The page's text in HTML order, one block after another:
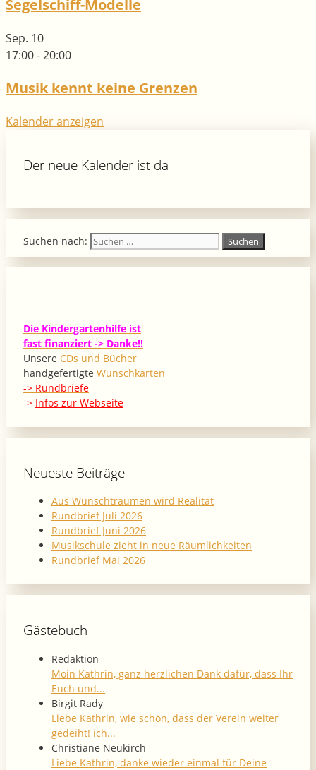
Segelschiff-Modelle
Sep. 10
17:00-20:00
Musik kennt keine Grenzen
Kalender anzeigen
Der neue Kalender ist da
Suchen nach:
Die Kindergartenhilfe ist
fast finanziert -> Danke!!
Unsere CDs und Bücher
handgefertigte Wunschkarten
-> Rundbriefe
-> Infos zur Webseite
Neueste Beiträge
Aus Wunschträumen wird Realität
Rundbrief Juli 2026
Rundbrief Juni 2026
Musikschule zieht in neue Räumlichkeiten
Rundbrief Mai 2026
Gästebuch
Redaktion
Moin Kathrin, ganz herzlichen Dank dafür, dass Ihr
Euch und...
Birgit Rady
Liebe Kathrin, wie schön, dass der Verein weiter
gedeiht! ich...
Christiane Neukirch
Liebe Kathrin, danke wieder einmal für Deine